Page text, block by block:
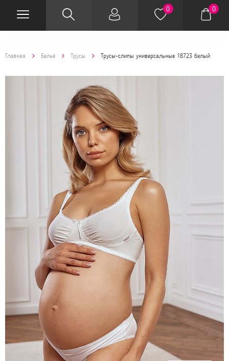
0 0
Главная Бельё Трусы Трусы-слипы универсальные 18723 белый